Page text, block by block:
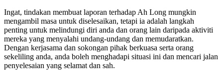
Ingat, tindakan membuat laporan terhadap Ah Long mungkin
mengambil masa untuk diselesaikan, tetapi ia adalah langkah
penting untuk melindungi diri anda dan orang lain daripada aktiviti
mereka yang menyalahi undang-undang dan memudaratkan.
Dengan kerjasama dan sokongan pihak berkuasa serta orang
sekeliling anda, anda boleh menghadapi situasi ini dan mencari jalan
penyelesaian yang selamat dan sah.